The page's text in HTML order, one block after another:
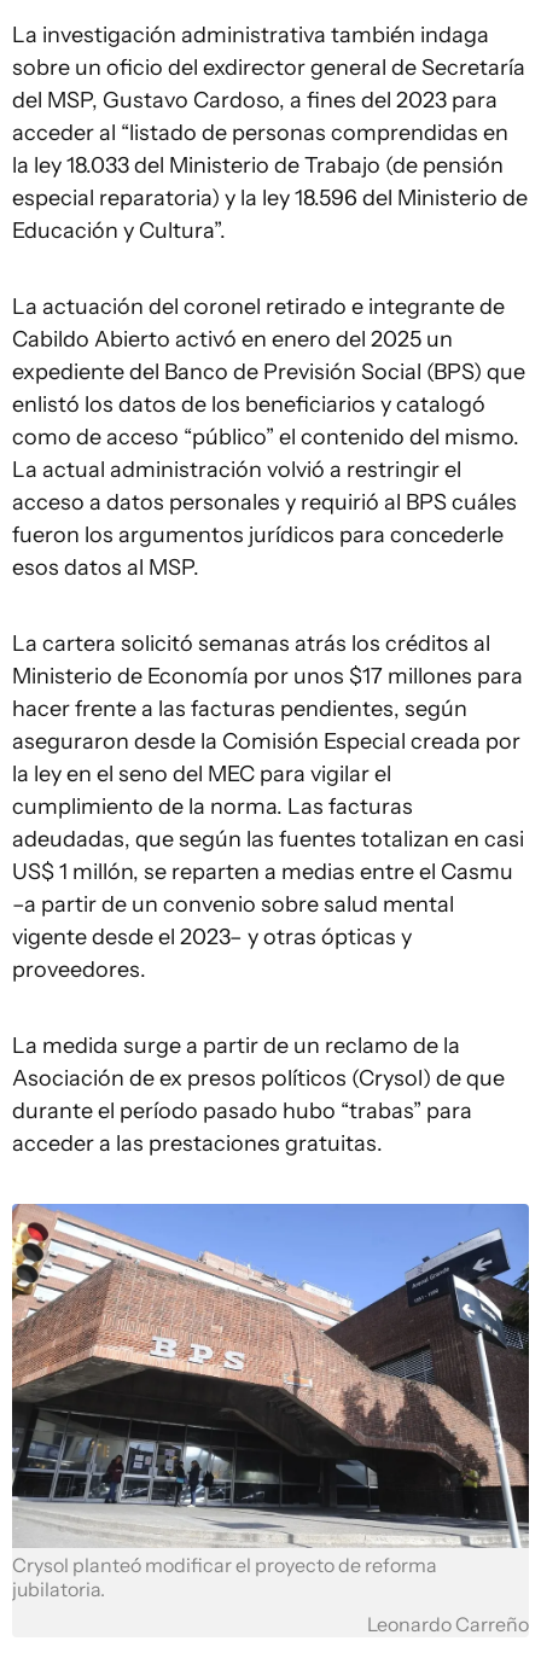
La investigación administrativa también indaga
sobre un oficio del exdirector general de Secretaría
del MSP, Gustavo Cardoso, a fines del 2023 para
acceder al “listado de personas comprendidas en
la ley 18.033 del Ministerio de Trabajo (de pensión
especial reparatoria) y la ley 18.596 del Ministerio de
Educación y Cultura”.
La actuación del coronel retirado e integrante de
Cabildo Abierto activó en enero del 2025 un
expediente del Banco de Previsión Social (BPS) que
enlistó los datos de los beneficiarios y catalogó
como de acceso “público” el contenido del mismo.
La actual administración volvió a restringir el
acceso a datos personales y requirió al BPS cuáles
fueron los argumentos jurídicos para concederle
esos datos al MSP.
La cartera solicitó semanas atrás los créditos al
Ministerio de Economía por unos $17 millones para
hacer frente a las facturas pendientes, según
aseguraron desde la Comisión Especial creada por
la ley en el seno del MEC para vigilar el
cumplimiento de la norma. Las facturas
adeudadas, que según las fuentes totalizan en casi
US$ 1 millón, se reparten a medias entre el Casmu
–a partir de un convenio sobre salud mental
vigente desde el 2023– y otras ópticas y
proveedores.
La medida surge a partir de un reclamo de la
Asociación de ex presos políticos (Crysol) de que
durante el período pasado hubo “trabas” para
acceder a las prestaciones gratuitas.
Crysol planteó modificar el proyecto de reforma
jubilatoria.
Leonardo Carreño